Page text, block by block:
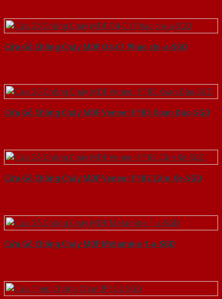
Cửa Gỗ Chống Cháy MDF O4-C1 Phào chi-a-SGD
Cửa Gỗ Chống Cháy MDF Veneer P1R5 Xoan Đào-SGD
Cửa Gỗ Chống Cháy MDF Veneer P1R2 Căm Xe-SGD
Cửa Gỗ Chống Cháy MDF Melamine 1-a-SGD